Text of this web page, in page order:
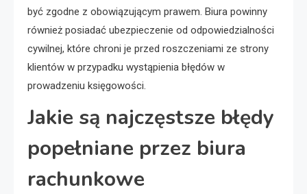
być zgodne z obowiązującym prawem. Biura powinny
również posiadać ubezpieczenie od odpowiedzialności
cywilnej, które chroni je przed roszczeniami ze strony
klientów w przypadku wystąpienia błędów w
prowadzeniu księgowości.
Jakie są najczęstsze błędy
popełniane przez biura
rachunkowe